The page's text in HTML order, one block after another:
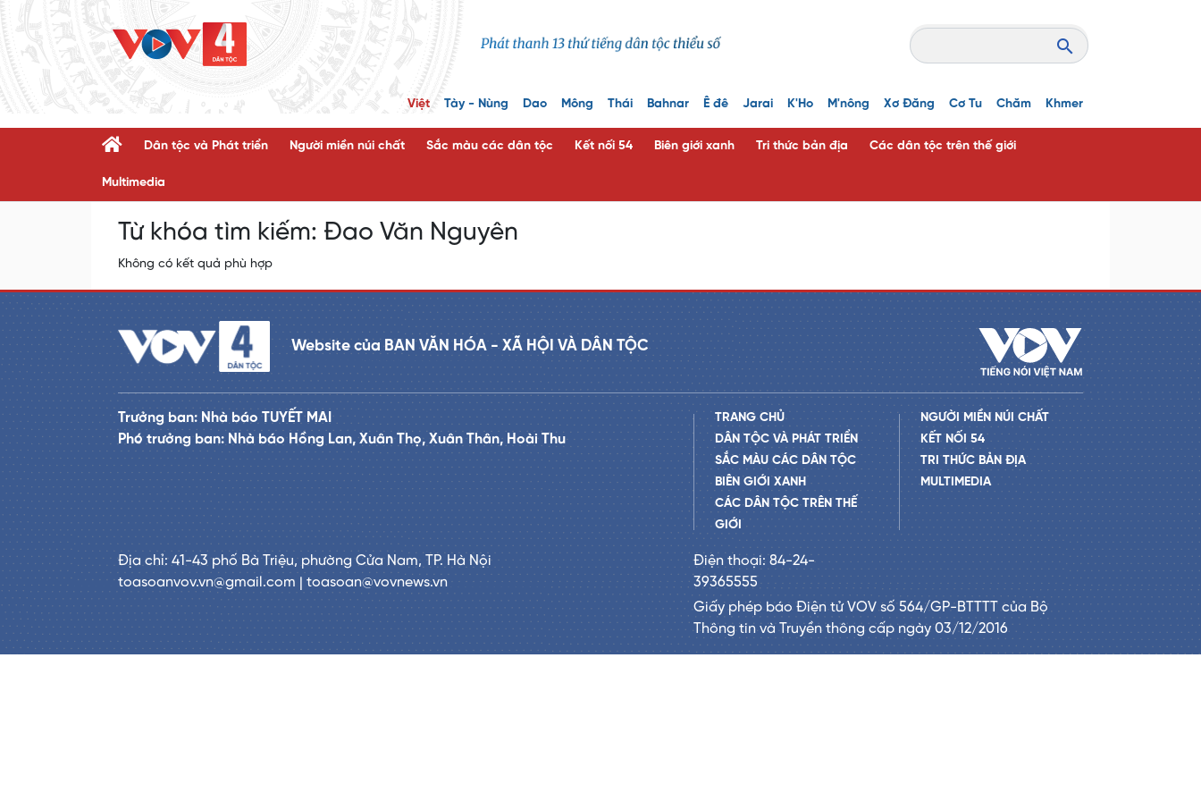
Việt Tày - Nùng Dao Mông Thái Bahnar Ê đê Jarai K'Ho M'nông Xơ Đăng Cơ Tu Chăm Khmer
Dân tộc và Phát triển Người miền núi chất Sắc màu các dân tộc Kết nối 54 Biên giới xanh Tri thức bản địa Các dân tộc trên thế giới
Multimedia
Từ khóa tìm kiếm: Đao Văn Nguyên
Không có kết quả phù hợp
Website của BAN VĂN HÓA - XÃ HỘI VÀ DÂN TỘC
Trưởng ban: Nhà báo TUYẾT MAI
Phó trưởng ban: Nhà báo Hồng Lan, Xuân Thọ, Xuân Thân, Hoài Thu
TRANG CHỦ
DÂN TỘC VÀ PHÁT TRIỂN
SẮC MÀU CÁC DÂN TỘC
BIÊN GIỚI XANH
CÁC DÂN TỘC TRÊN THẾ
GIỚI
NGƯỜI MIỀN NÚI CHẤT
KẾT NỐI 54
TRI THỨC BẢN ĐỊA
MULTIMEDIA
Địa chỉ: 41-43 phố Bà Triệu, phường Cửa Nam, TP. Hà Nội
toasoanvov.vn@gmail.com | toasoan@vovnews.vn
Điện thoại: 84-24-
39365555
Giấy phép báo Điện tử VOV số 564/GP-BTTTT của Bộ
Thông tin và Truyền thông cấp ngày 03/12/2016